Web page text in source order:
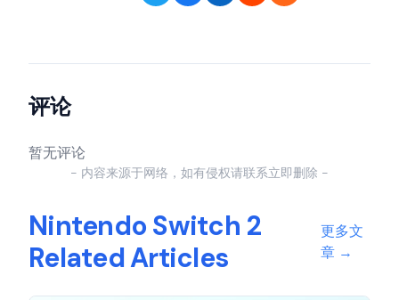
评论
暂无评论
- 内容来源于网络，如有侵权请联系立即删除 -
Nintendo Switch 2
Related Articles
更多文
章→